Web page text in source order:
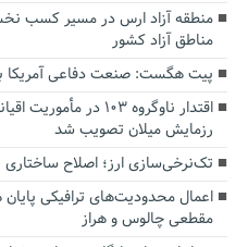
منطقه آزاد ارس در مسیر کسب
مناطق آزاد کشور
پیت هگست: صنعت دفاعی آمریکا
رزمایش میلان تصویب شد
تک‌نرخی‌سازی ارز؛ اصلاح ساختاری
اعمال محدودیت‌های ترافیکی
مقطعی چالوس و هراز